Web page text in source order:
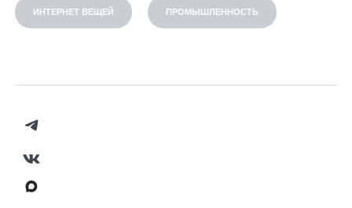
ИНТЕРНЕТ ВЕЩЕЙ ПРОМЫШЛЕННОСТЬ